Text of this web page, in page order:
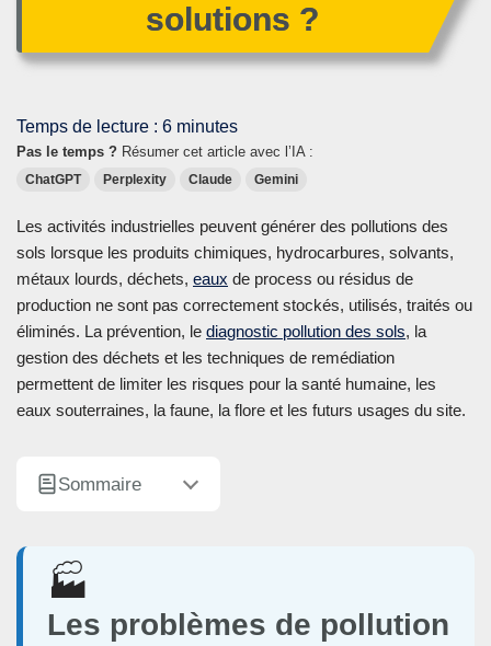
solutions ?
Temps de lecture : 6 minutes
Pas le temps ? Résumer cet article avec l’IA :
ChatGPT Perplexity Claude Gemini
Les activités industrielles peuvent générer des pollutions des
sols lorsque les produits chimiques, hydrocarbures, solvants,
métaux lourds, déchets, eaux de process ou résidus de
production ne sont pas correctement stockés, utilisés, traités ou
éliminés. La prévention, le diagnostic pollution des sols, la
gestion des déchets et les techniques de remédiation
permettent de limiter les risques pour la santé humaine, les
eaux souterraines, la faune, la flore et les futurs usages du site.
Sommaire
🏭
Les problèmes de pollution